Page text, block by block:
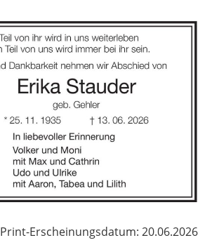
Print-Erscheinungsdatum: 20.06.2026